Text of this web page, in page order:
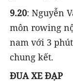
9.20: Nguyễn
môn rowing
nam với 3
chung kết.
ĐUA XE ĐẠP